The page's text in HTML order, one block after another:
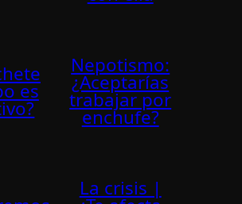
es
Nepotismo:
¿Aceptarí­as
trabajar por
enchufe?
La crisis |